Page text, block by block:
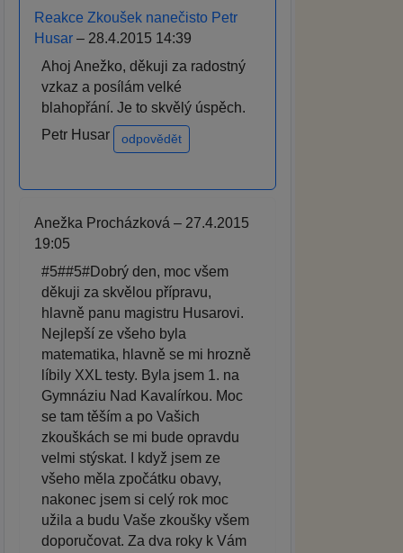
Reakce Zkoušek nanečisto Petr
Husar – 28.4.2015 14:39
Ahoj Anežko, děkuji za radostný
vzkaz a posílám velké
blahopřání. Je to skvělý úspěch.
Petr Husar
odpovědět
Anežka Procházková – 27.4.2015
19:05
#5##5#Dobrý den, moc všem
děkuji za skvělou přípravu,
hlavně panu magistru Husarovi.
Nejlepší ze všeho byla
matematika, hlavně se mi hrozně
líbily XXL testy. Byla jsem 1. na
Gymnáziu Nad Kavalírkou. Moc
se tam těším a po Vašich
zkouškách se mi bude opravdu
velmi stýskat. I když jsem ze
všeho měla zpočátku obavy,
nakonec jsem si celý rok moc
užila a budu Vaše zkoušky všem
doporučovat. Za dva roky k Vám